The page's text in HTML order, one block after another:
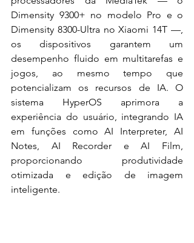
Dimensity 9300+ no modelo Pro e o
Dimensity 8300-Ultra no Xiaomi 14T —,
os dispositivos garantem um
desempenho fluido em multitarefas e
jogos, ao mesmo tempo que
potencializam os recursos de IA. O
sistema HyperOS aprimora a
experiência do usuário, integrando IA
em funções como AI Interpreter, AI
Notes, AI Recorder e AI Film,
proporcionando produtividade
otimizada e edição de imagem
inteligente.